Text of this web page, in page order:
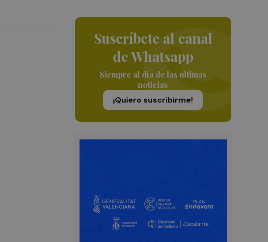
Suscríbete al canal
de Whatsapp
Siempre al día de las últimas
noticias
¡Quiero suscribirme!